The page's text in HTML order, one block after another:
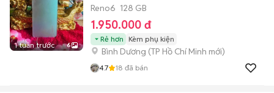
1 tuần trước 6
Reno6 128 GB
1.950.000 đ
Rẻ hơn Kèm phụ kiện
Bình Dương (TP Hồ Chí Minh mới)
4.7 18 đã bán